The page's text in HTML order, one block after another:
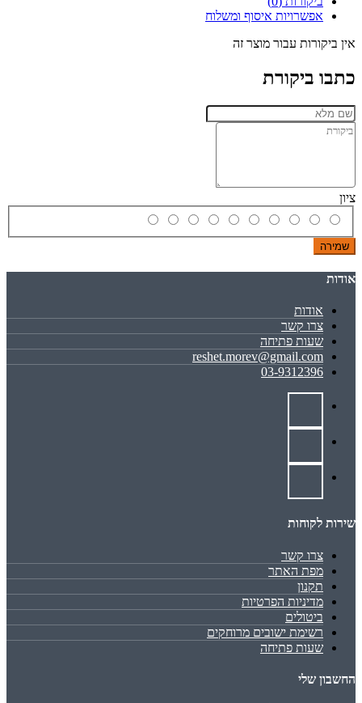
אפשרויות איסוף ומשלוח
אין ביקורות עבור מוצר זה
כתבו ביקורת
ציון
שמירה
אודות
אודות
צרו קשר
שעות פתיחה
reshet.morev@gmail.com
03-9312396
שירות לקוחות
צרו קשר
מפת האתר
תקנון
מדיניות הפרטיות
ביטולים
רשימת ישובים מרוחקים
שעות פתיחה
החשבון שלי